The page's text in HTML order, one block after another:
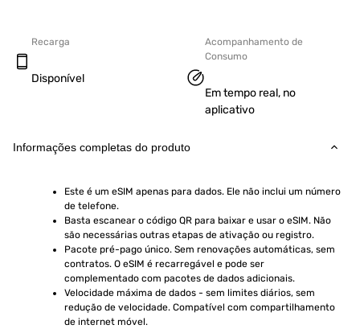
Recarga
Disponível
Acompanhamento de
Consumo
Em tempo real, no
aplicativo
Informações completas do produto
Este é um eSIM apenas para dados. Ele não inclui um número
de telefone.
Basta escanear o código QR para baixar e usar o eSIM. Não
são necessárias outras etapas de ativação ou registro.
Pacote pré-pago único. Sem renovações automáticas, sem
contratos. O eSIM é recarregável e pode ser
complementado com pacotes de dados adicionais.
Velocidade máxima de dados - sem limites diários, sem
redução de velocidade. Compatível com compartilhamento
de internet móvel.